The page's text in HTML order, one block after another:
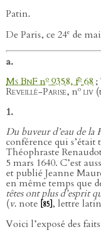
Patin.
De Paris, ce 24e de
a.
Ms BnFno9358, fo68;
Reveillé-Parise, no liv
1.
Du buveur d’eau de
conférence qui s’était
Théophraste
5 mars 1640. C’est
et publié Jeanne
en même temps que
têtes ont plus d’esprit
(v. note [85] , lettre
Voici l’exposé des